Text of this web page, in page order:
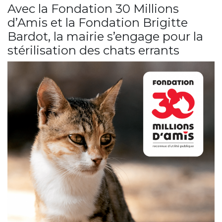
Avec la Fondation 30 Millions
d’Amis et la Fondation Brigitte
Bardot, la mairie s’engage pour la
stérilisation des chats errants